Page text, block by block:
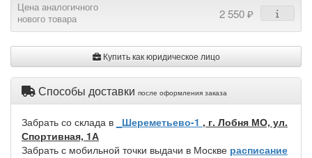
Цена аналогичного
нового товара
2 550 ₽
Купить как юридическое лицо
Способы доставки после оформления заказа
Забрать со склада в _Шереметьево-1 , г. Лобня МО, ул.
Спортивная, 1А
Забрать с мобильной точки выдачи в Москве расписание